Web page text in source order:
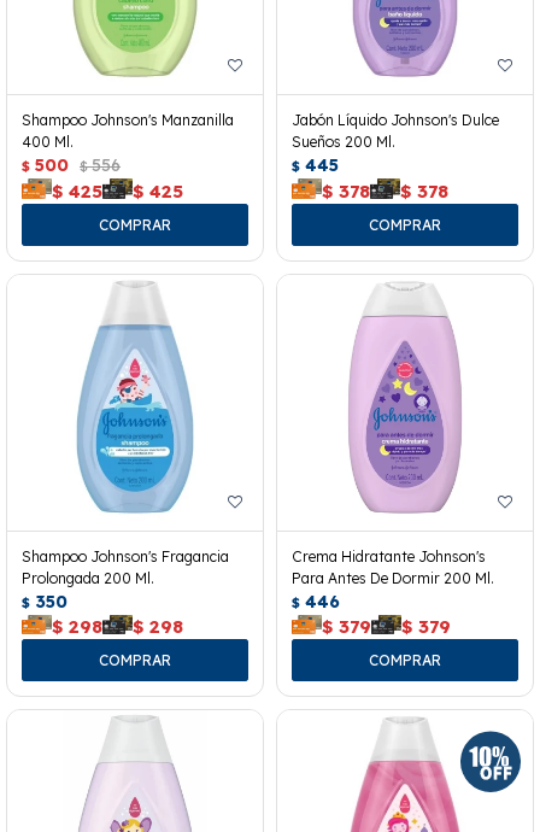
Shampoo Johnson's Manzanilla
400 Ml.
$ 500 $ 556
$ 425 $ 425
Jabón Líquido Johnson's Dulce
Sueños 200 Ml.
$ 445
$ 378 $ 378
Shampoo Johnson's Fragancia
Prolongada 200 Ml.
$ 350
$ 298 $ 298
Crema Hidratante Johnson's
Para Antes De Dormir 200 Ml.
$ 446
$ 379 $ 379